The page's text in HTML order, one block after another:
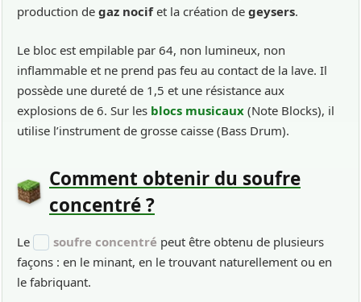
production de gaz nocifet la création de geysers.
Le bloc est empilable par 64, non lumineux, non
inflammable et ne prend pas feu au contact de la lave. Il
possède une dureté de 1,5 et une résistance aux
explosions de 6. Sur les blocs musicaux (Note Blocks), il
utilise l’instrument de grosse caisse (Bass Drum).
Comment obtenir du soufre
concentré ?
Le soufre concentré peut être obtenu de plusieurs
façons : en le minant, en le trouvant naturellement ou en
le fabriquant.